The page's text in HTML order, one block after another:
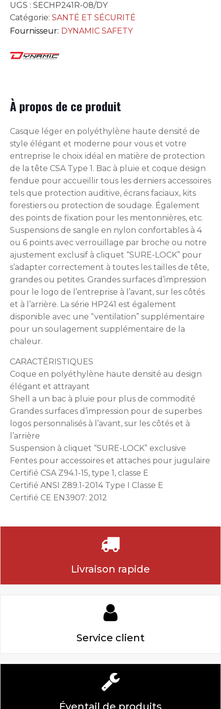
UGS : SECHP241R-08/DY
Catégorie: SANTÉ ET SÉCURITÉ
Fournisseur: DYNAMIC SAFETY
À propos de ce produit
Casque léger en polyéthylène haute densité de
style élégant et moderne pour vous et votre
entreprise le choix idéal en matière de protection
de la tête CSA Type 1. Bac à pluie et coque design
fendue pour accueillir tous les derniers accessoires
tels que protection auditive, écrans faciaux, kits
forestiers ou protection de soudage. Également
des points de fixation pour les mentonnières, etc.
Suspensions de sangle en nylon confortables à 4
ou 6 points avec verrouillage par broche ou notre
ajustement exclusif à cliquet “SURE-LOCK” pour
s’adapter correctement à toutes les tailles de tête,
grandes ou petites. Grandes surfaces d’impression
pour le logo de l’entreprise à l’avant, sur les côtés
et à l’arrière. La série HP241 est également
disponible avec une “ventilation” supplémentaire
pour un soulagement supplémentaire de la
chaleur.
CARACTÉRISTIQUES
Coque en polyéthylène haute densité au design
élégant et attrayant
Shell a un bac à pluie pour plus de commodité
Grandes surfaces d’impression pour de superbes
logos personnalisés à l’avant, sur les côtés et à
l’arrière
Suspension à cliquet “SURE-LOCK” exclusive
Fentes pour accessoires et attaches pour jugulaire
Certifié CSA Z94.1-15, type 1, classe E
Certifié ANSI Z89.1-2014 Type I Classe E
Certifié CE EN3907: 2012
Livraison rapide
Service client
Éventail de produits